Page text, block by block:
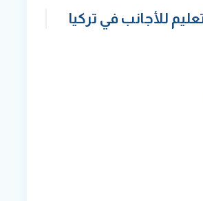
للأجانب في تركيا